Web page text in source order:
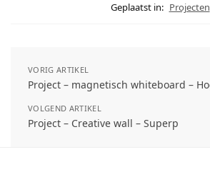
Geplaatst in: Projecten
VORIG ARTIKEL
Project – magnetisch whiteboard –
VOLGEND ARTIKEL
Project – Creative wall – Superp